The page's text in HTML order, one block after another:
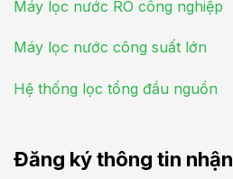
Máy lọc nước RO công nghiệp
Máy lọc nước công suất lớn
Hệ thống lọc tổng đầu nguồn
Đăng ký thông tin nhận